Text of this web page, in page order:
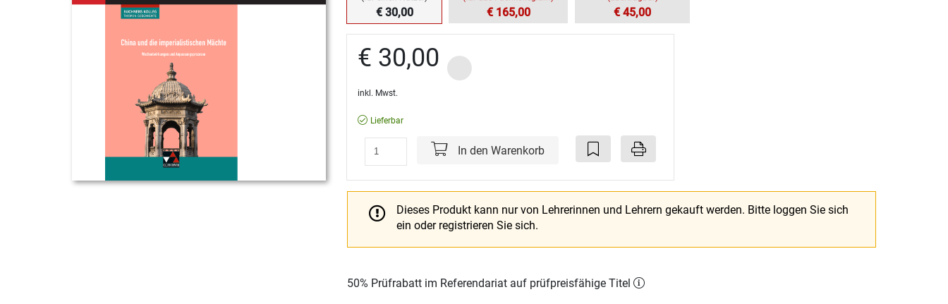
€ 30,00 € 165,00 € 45,00
€ 30,00
inkl. Mwst.
Lieferbar
In den Warenkorb
Dieses Produkt kann nur von Lehrerinnen und Lehrern gekauft werden. Bitte loggen Sie sich
ein oder registrieren Sie sich.
50% Prüfrabatt im Referendariat auf prüfpreisfähige Titel